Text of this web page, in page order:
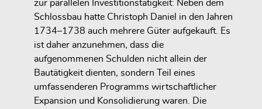
zur parallelen Investitionstätigkeit: Neben dem
Schlossbau hatte Christoph Daniel in den Jahren
1734–1738 auch mehrere Güter aufgekauft. Es
ist daher anzunehmen, dass die
aufgenommenen Schulden nicht allein der
Bautätigkeit dienten, sondern Teil eines
umfassenderen Programms wirtschaftlicher
Expansion und Konsolidierung waren. Die